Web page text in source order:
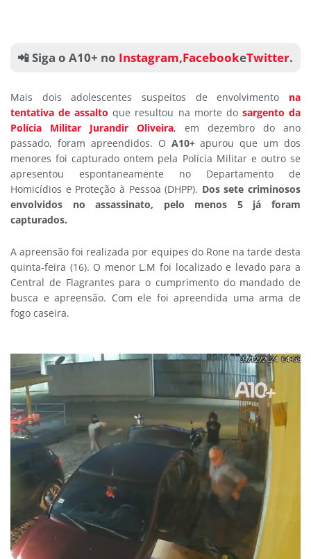
📲 Siga o A10+ no Instagram,FacebookeTwitter.
Mais dois adolescentes suspeitos de envolvimento na
tentativa de assalto que resultou na morte dosargento da
Polícia Militar Jurandir Oliveira, em dezembro do ano
passado, foram apreendidos. O A10+apurou que um dos
menores foi capturado ontem pela Polícia Militar e outro se
apresentou espontaneamente no Departamento de
Homicídios e Proteção à Pessoa (DHPP). Dos sete criminosos
envolvidos no assassinato, pelo menos 5 já foram
capturados.
A apreensão foi realizada por equipes do Rone na tarde desta
quinta-feira (16). O menor L.M foi localizado e levado para a
Central de Flagrantes para o cumprimento do mandado de
busca e apreensão. Com ele foi apreendida uma arma de
fogo caseira.